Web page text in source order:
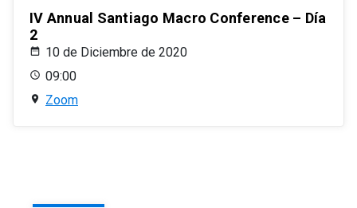
IV Annual Santiago Macro Conference – Día
2
10 de Diciembre de 2020
09:00
Zoom